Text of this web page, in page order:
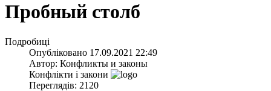
​Пробный столб
Подробиці
Опубліковано 17.09.2021 22:49
Автор: Конфликты и законы
Конфлікти і закони
Переглядів: 2120